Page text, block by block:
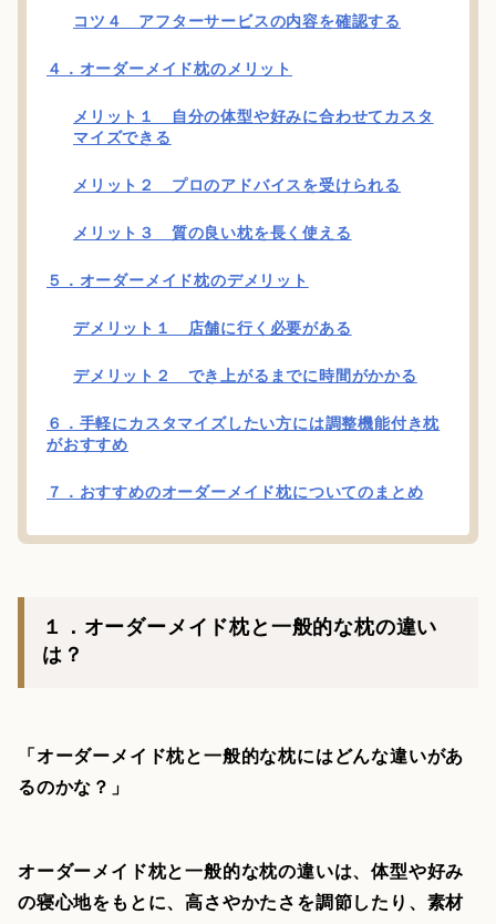
コツ４ アフターサービスの内容を確認する
４．オーダーメイド枕のメリット
メリット１ 自分の体型や好みに合わせてカスタ
マイズできる
メリット２ プロのアドバイスを受けられる
メリット３ 質の良い枕を長く使える
５．オーダーメイド枕のデメリット
デメリット１ 店舗に行く必要がある
デメリット２ でき上がるまでに時間がかかる
６．手軽にカスタマイズしたい方には調整機能付き枕
がおすすめ
７．おすすめのオーダーメイド枕についてのまとめ
１．オーダーメイド枕と一般的な枕の違い
は？
「オーダーメイド枕と一般的な枕にはどんな違いがあ
るのかな？」
オーダーメイド枕と一般的な枕の違いは、体型や好み
の寝心地をもとに、高さやかたさを調節したり、素材